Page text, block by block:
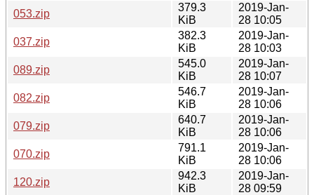
053.zip
379.3
KiB
2019-Jan-
28 10:05
037.zip
382.3
KiB
2019-Jan-
28 10:03
089.zip
545.0
KiB
2019-Jan-
28 10:07
082.zip
546.7
KiB
2019-Jan-
28 10:06
079.zip
640.7
KiB
2019-Jan-
28 10:06
070.zip
791.1
KiB
2019-Jan-
28 10:06
120.zip
942.3
KiB
2019-Jan-
28 09:59